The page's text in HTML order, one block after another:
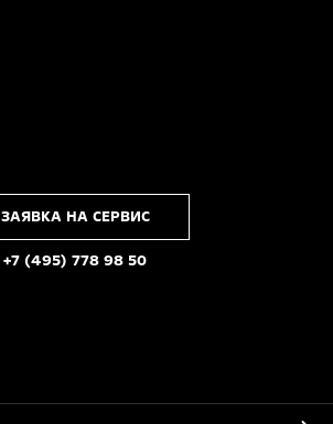
+7 (495) 778 98 50
ЗАЯВКА НА СЕРВИС